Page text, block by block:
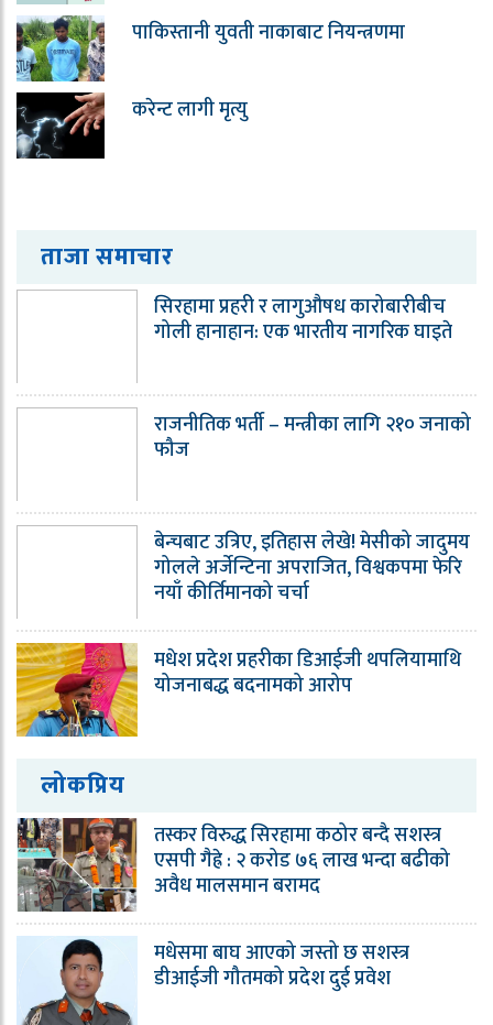
पाकिस्तानी युवती नाकाबाट नियन्त्रणमा
करेन्ट लागी मृत्यु
ताजा समाचार
सिरहामा प्रहरी र लागुऔषध कारोबारीबीच
गोली हानाहान: एक भारतीय नागरिक घाइते
राजनीतिक भर्ती – मन्त्रीका लागि २१० जनाको
फौज
बेन्चबाट उत्रिए, इतिहास लेखे! मेसीको जादुमय
गोलले अर्जेन्टिना अपराजित, विश्वकपमा फेरि
नयाँ कीर्तिमानको चर्चा
मधेश प्रदेश प्रहरीका डिआईजी थपलियामाथि
योजनाबद्ध बदनामको आरोप
लोकप्रिय
तस्कर विरुद्ध सिरहामा कठोर बन्दै सशस्त्र
एसपी गैह्रे : २ करोड ७६ लाख भन्दा बढीको
अवैध मालसमान बरामद
मधेसमा बाघ आएको जस्तो छ सशस्त्र
डीआईजी गौतमको प्रदेश दुई प्रवेश